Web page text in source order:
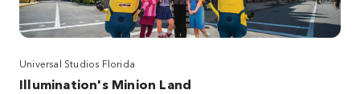
Universal Studios Florida
Illumination's Minion Land